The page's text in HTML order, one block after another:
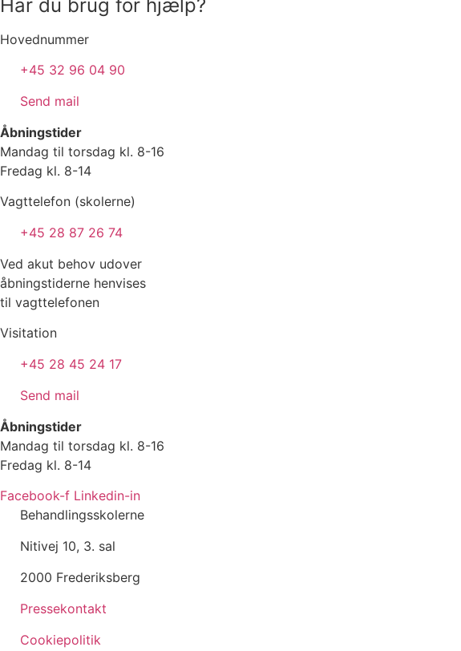
Har du brug for hjælp?
Hovednummer
+45 32 96 04 90
Send mail
Åbningstider
Mandag til torsdag kl. 8-16
Fredag kl. 8-14
Vagttelefon (skolerne)
+45 28 87 26 74
Ved akut behov udover
åbningstiderne henvises
til vagttelefonen
Visitation
+45 28 45 24 17
Send mail
Åbningstider
Mandag til torsdag kl. 8-16
Fredag kl. 8-14
Facebook-f Linkedin-in
Behandlingsskolerne
Nitivej 10, 3. sal
2000 Frederiksberg
Pressekontakt
Cookiepolitik